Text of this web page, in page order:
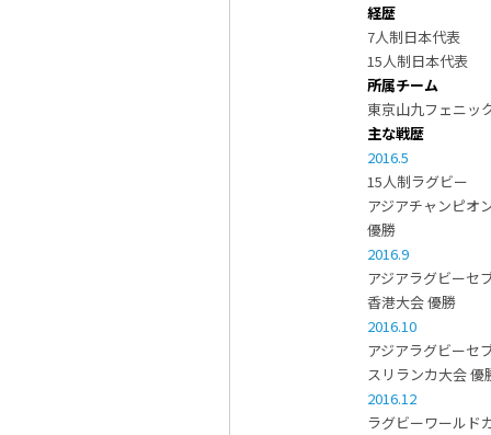
経歴
7人制日本代表
15人制日本代表
所属チーム
東京山九フェニッ
主な戦歴
2016.5
15人制ラグビー
アジアチャンピオ
優勝
2016.9
アジアラグビーセ
香港大会 優勝
2016.10
アジアラグビーセ
スリランカ大会 優
2016.12
ラグビーワールド